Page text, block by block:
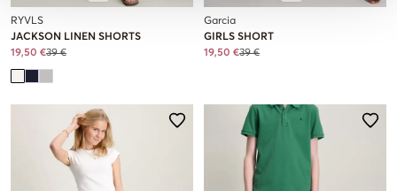
RYVLS
JACKSON LINEN SHORTS
19,50 €39 €
Garcia
GIRLS SHORT
19,50 €39 €